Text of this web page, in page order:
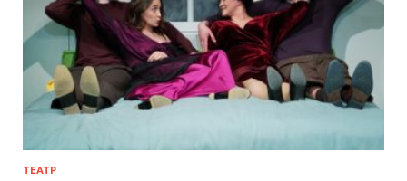
ТЕАТР